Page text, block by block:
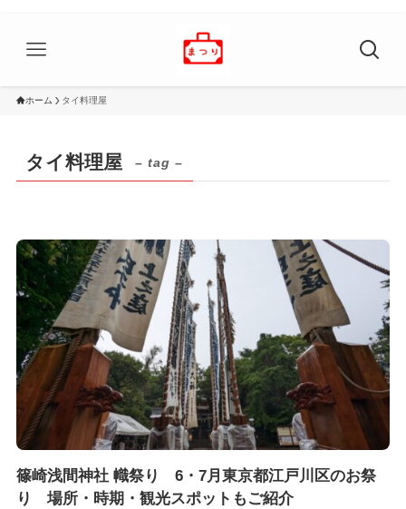
ホーム タイ料理屋
タイ料理屋 – tag –
篠崎浅間神社 幟祭り 6・7月東京都江戸川区のお祭
り 場所・時期・観光スポットもご紹介